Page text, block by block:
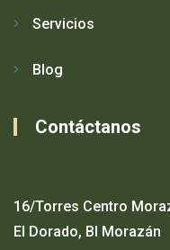
Servicios
Blog
Contáctanos
16/Torres Centro
El Dorado, Bl Morazán